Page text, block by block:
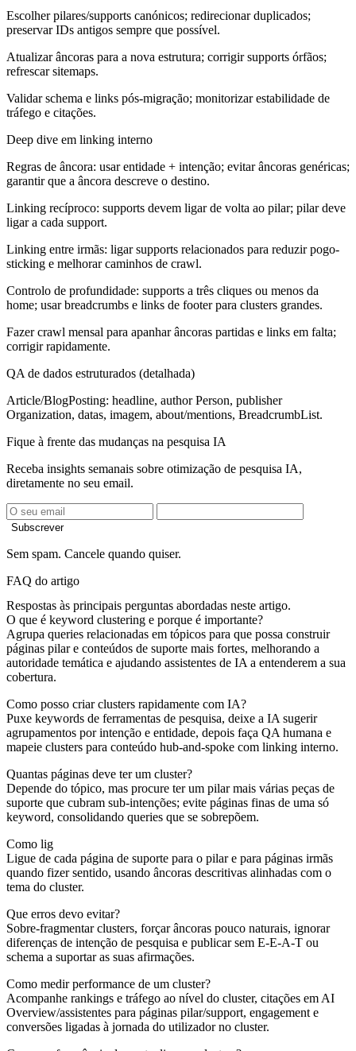
Escolher pilares/supports canónicos; redirecionar duplicados;
preservar IDs antigos sempre que possível.
Atualizar âncoras para a nova estrutura; corrigir supports órfãos;
refrescar sitemaps.
Validar schema e links pós-migração; monitorizar estabilidade de
tráfego e citações.
Deep dive em linking interno
Regras de âncora: usar entidade + intenção; evitar âncoras genéricas;
garantir que a âncora descreve o destino.
Linking recíproco: supports devem ligar de volta ao pilar; pilar deve
ligar a cada support.
Linking entre irmãs: ligar supports relacionados para reduzir pogo-
sticking e melhorar caminhos de crawl.
Controlo de profundidade: supports a três cliques ou menos da
home; usar breadcrumbs e links de footer para clusters grandes.
Fazer crawl mensal para apanhar âncoras partidas e links em falta;
corrigir rapidamente.
QA de dados estruturados (detalhada)
Article/BlogPosting: headline, author Person, publisher
Organization, datas, imagem, about/mentions, BreadcrumbList.
Fique à frente das mudanças na pesquisa IA
Receba insights semanais sobre otimização de pesquisa IA,
diretamente no seu email.
Subscrever
Sem spam. Cancele quando quiser.
FAQ do artigo
Respostas às principais perguntas abordadas neste artigo.
O que é keyword clustering e porque é importante?
Agrupa queries relacionadas em tópicos para que possa construir
páginas pilar e conteúdos de suporte mais fortes, melhorando a
autoridade temática e ajudando assistentes de IA a entenderem a sua
cobertura.
Como posso criar clusters rapidamente com IA?
Puxe keywords de ferramentas de pesquisa, deixe a IA sugerir
agrupamentos por intenção e entidade, depois faça QA humana e
mapeie clusters para conteúdo hub-and-spoke com linking interno.
Quantas páginas deve ter um cluster?
Depende do tópico, mas procure ter um pilar mais várias peças de
suporte que cubram sub-intenções; evite páginas finas de uma só
keyword, consolidando queries que se sobrepõem.
Como lig
Ligue de cada página de suporte para o pilar e para páginas irmãs
quando fizer sentido, usando âncoras descritivas alinhadas com o
tema do cluster.
Que erros devo evitar?
Sobre-fragmentar clusters, forçar âncoras pouco naturais, ignorar
diferenças de intenção de pesquisa e publicar sem E-E-A-T ou
schema a suportar as suas afirmações.
Como medir performance de um cluster?
Acompanhe rankings e tráfego ao nível do cluster, citações em AI
Overview/assistentes para páginas pilar/support, engagement e
conversões ligadas à jornada do utilizador no cluster.